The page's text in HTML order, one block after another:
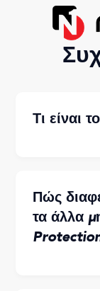
Τι είναι
Πώς
τα άλλα